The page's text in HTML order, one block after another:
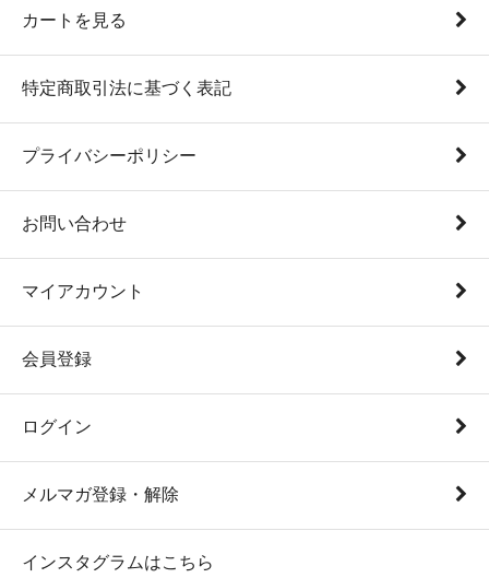
カートを見る
特定商取引法に基づく表記
プライバシーポリシー
お問い合わせ
マイアカウント
会員登録
ログイン
メルマガ登録・解除
インスタグラムはこちら